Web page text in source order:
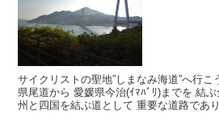
サイクリストの聖地”しまなみ海道”へ行
県尾道から 愛媛県今治(ｲﾏﾊﾞﾘ)までを 結
州と四国を結ぶ道として 重要な道路であ